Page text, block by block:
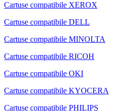
Cartuse compatibile XEROX
Cartuse compatibile DELL
Cartuse compatibile MINOLTA
Cartuse compatibile RICOH
Cartuse compatibile OKI
Cartuse compatibile KYOCERA
Cartuse compatibile PHILIPS